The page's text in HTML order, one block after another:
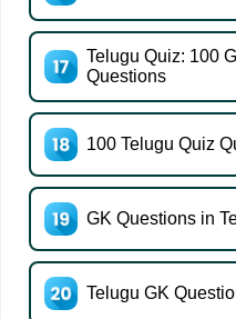
Telugu Quiz: 100
Questions
100 Telugu Quiz
GK Questions in
Telugu GK